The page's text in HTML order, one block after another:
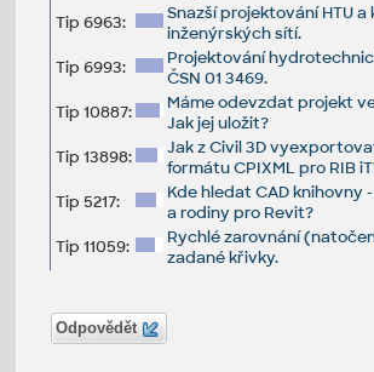
Tip 6963:
Snazší projektování HTU a
inženýrských sítí.
Tip 6993:
Projektování
ČSN 01 3469.
Tip 10887:
Máme odevzdat projekt
Jak jej uložit?
Tip 13898:
Jak z Civil 3D
formátu CPIXML pro RIB
Tip 5217:
Kde hledat CAD knihovny
a rodiny pro Revit?
Tip 11059:
Rychlé zarovnání
zadané křivky.
Odpovědět